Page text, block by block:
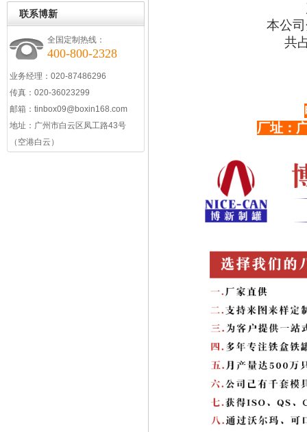
联系博新
全国定制热线：
400-800-2328
业务经理：020-87486296
传真：020-36023299
邮箱： tinbox09@boxin168.com
地址： 广州市白云区凤工路43号
（空港白云）
本公
共
厂址：